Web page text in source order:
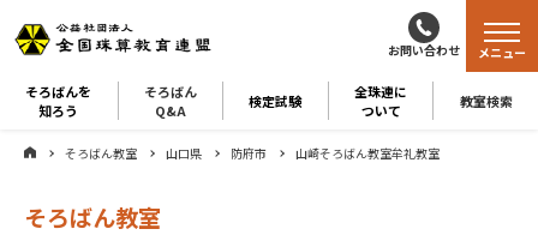
お問い合わせ
そろばんを
知ろう
そろばん
Q&A
検定試験
全珠連に
ついて
教室検索
メニュー
そろばん教室 山口県 防府市 山崎そろばん教室牟礼教室
そろばん教室